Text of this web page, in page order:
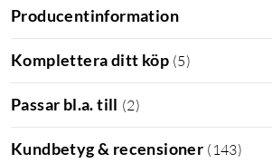
Producentinformation
Komplettera ditt köp (5)
Passar bl.a. till (2)
Kundbetyg & recensioner ( 143)